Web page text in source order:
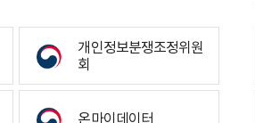
개인정보분쟁조정위원
회
온마이데이터